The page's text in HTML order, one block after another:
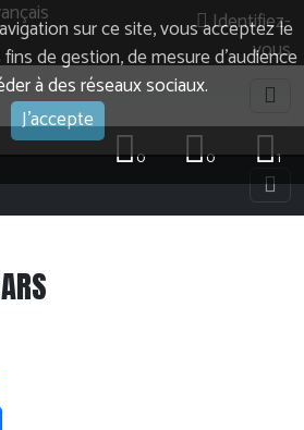
sur ce site, vous acceptez le
de gestion, de mesure d’audience
à des réseaux sociaux.
J'accepte
Identifiez-
vous
1
0
0